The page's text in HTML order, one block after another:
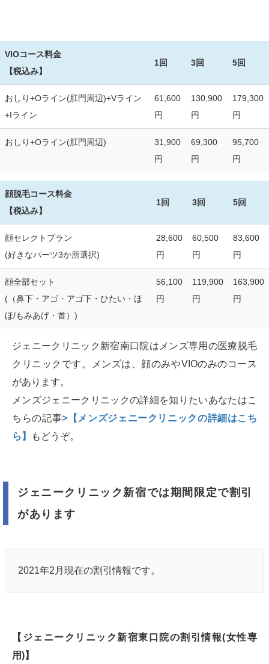
VIOコース料金
【税込み】
1回 3回 5回
おしり+Oライン(肛門周辺)+Vライン
+Iライン
61,600
円
130,900
円
179,300
円
おしり+Oライン(肛門周辺)
31,900
円
69,300
円
95,700
円
顔脱毛コース料金
【税込み】
1回 3回 5回
顔セレクトプラン
(好きなパーツ3か所選択)
28,600
円
60,500
円
83,600
円
顔全部セット
(（鼻下・アゴ・アゴ下・ひたい・ほ
ほ/もみあげ・首）)
56,100
円
119,900
円
163,900
円
ジェニークリニック新宿南口院はメンズ専用の医療脱毛
クリニックです。メンズは、顔のみやVIOのみのコース
があります。
メンズジェニークリニックの詳細を知りたいあなたはこ
ちらの記事>【メンズジェニークリニックの詳細はこち
ら】
もどうぞ。
ジェニークリニック新宿では期間限定で割引
があります
2021年2月現在の割引情報です。
【ジェニークリニック新宿東口院の割引情報(女性専
用)】